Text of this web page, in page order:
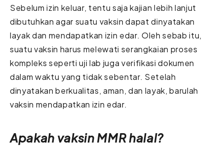
Sebelum izin keluar, tentu saja kajian lebih lanjut
dibutuhkan agar suatu vaksin dapat dinyatakan
layak dan mendapatkan izin edar. Oleh sebab itu,
suatu vaksin harus melewati serangkaian proses
kompleks seperti uji lab juga verifikasi dokumen
dalam waktu yang tidak sebentar. Setelah
dinyatakan berkualitas, aman, dan layak, barulah
vaksin mendapatkan izin edar.
Apakah vaksin MMR halal?